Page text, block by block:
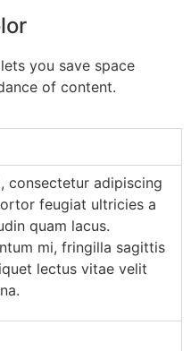
you save space
of content.
consectetur adipiscing
feugiat ultricies a
quam lacus.
mi, fringilla sagittis
lectus vitae velit